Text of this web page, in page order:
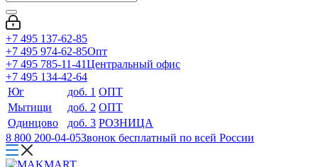
+7 495 137-62-85
+7 495 974-62-85Опт
+7 495 785-11-41Центральный офис
+7 495 134-42-64
Юг
доб. 1 ОПТ
Мытищи
доб. 2 ОПТ
Одинцово
доб. 3 РОЗНИЦА
8 800 200-04-05Звонок бесплатный по всей России